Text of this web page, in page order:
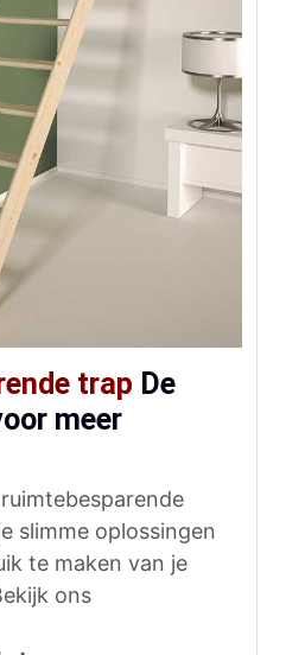
trap De
meer
slimme oplossingen
te maken van je
ons